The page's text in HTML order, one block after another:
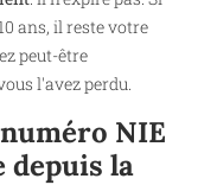
ans, il reste votre
peut-être
l'avez perdu.
NIE
depuis la